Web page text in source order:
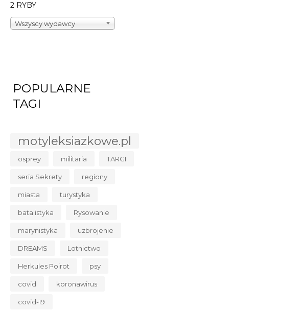
2 RYBY
Wszyscy wydawcy
POPULARNE
TAGI
motyleksiazkowe.pl
osprey militaria TARGI
seria Sekrety regiony
miasta turystyka
batalistyka Rysowanie
marynistyka uzbrojenie
DREAMS Lotnictwo
Herkules Poirot psy
covid koronawirus
covid-19